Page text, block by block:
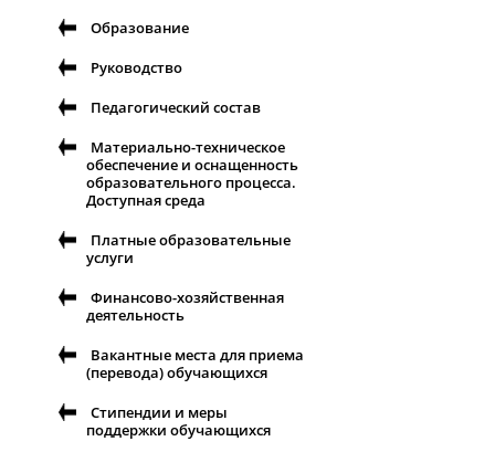
Образование
Руководство
Педагогический состав
Материально-техническое
обеспечение и оснащенность
образовательного процесса.
Доступная среда
Платные образовательные
услуги
Финансово-хозяйственная
деятельность
Вакантные места для приема
(перевода) обучающихся
Стипендии и меры
поддержки обучающихся